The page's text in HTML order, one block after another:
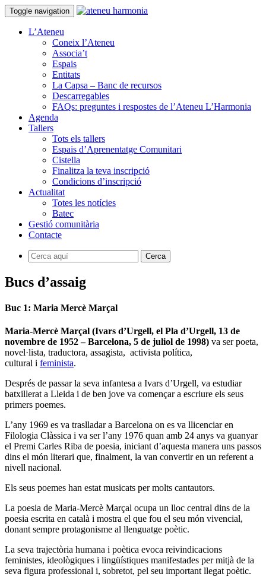
Toggle navigation
L’Ateneu
Coneix l’Ateneu
Associa’t
Espais
Entitats
La Capsa – Banc de recursos
Descarregables
FAQs: preguntes i respostes de l’Ateneu L’Harmonia
Agenda
Tallers
Tots els tallers
Espais d’Aprenentatge Comunitari
Cistella
Finalitza la teva inscripció
Condicions d’inscripció
Actualitat
Totes les notícies
Batec
Gestió comunitària
Contacte
Bucs d’assaig
Buc 1: Maria Mercè Marçal
Maria-Mercè Marçal (Ivars d’Urgell, el Pla d’Urgell, 13 de
novembre de 1952 – Barcelona, 5 de juliol de 1998) va serpoeta,
novel·lista, traductora, assagista, activista política,
cultural i feminista.
Després de passar la seva infantesa a Ivars d’Urgell, va estudiar
batxillerat a Lleida i de ben jove va començar a escriure els seus
primers poemes.
L’any 1969 es va traslladar a Barcelona on es va llicenciar en
Filologia Clàssica i va ser l’any 1976 quan amb 24 anys va guanyar
el Premi Carles Riba de poesia, iniciant d’aquesta manera uns passos
dins el món literari que, finalment, la van convertir en un referent a
nivell nacional.
Els seus poemes han estat musicats per molts cantautors.
La poesia de Maria-Mercè Marçal ocupa un lloc central dins de la
poesia escrita en català i mostra el que fou el seu món vivencial,
donant sempre protagonisme al llenguatge poètic.
La seva trajectòria humana i poètica evoca reivindicacions
feministes, ideològiques i lingüístiques manifestades per mitjà de la
seva figura professional i, sobretot, pel seu important llegat poètic.